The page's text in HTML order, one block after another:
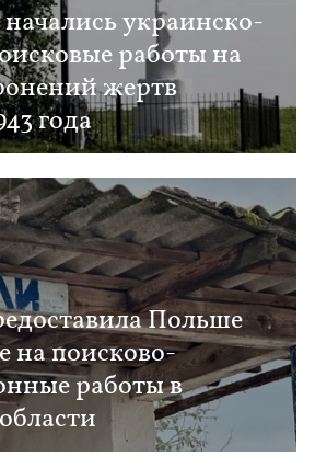
украинско-
работы на
жертв
года
Польше
на поисково-
работы в